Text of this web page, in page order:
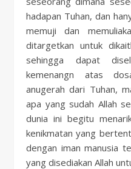
hadapan Tuhan, dan
memuji dan
ditargetkan untuk
sehingga dapat
kemenangn atas
anugerah dari Tuhan,
apa yang sudah Allah
dunia ini begitu
kenikmatan yang
dengan iman manusia
yang disediakan Allah